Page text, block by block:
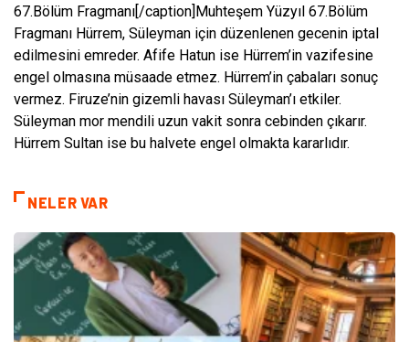
67.Bölüm Fragmanı[/caption]Muhteşem Yüzyıl 67.Bölüm
Fragmanı Hürrem, Süleyman için düzenlenen gecenin iptal
edilmesini emreder. Afife Hatun ise Hürrem’in vazifesine
engel olmasına müsaade etmez. Hürrem’in çabaları sonuç
vermez. Firuze’nin gizemli havası Süleyman’ı etkiler.
Süleyman mor mendili uzun vakit sonra cebinden çıkarır.
Hürrem Sultan ise bu halvete engel olmakta kararlıdır.
NELER VAR